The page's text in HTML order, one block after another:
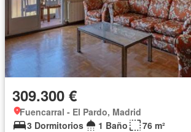
309.300 €
Fuencarral - El Pardo, Madrid
3 Dormitorios
1 Baño
76 m²